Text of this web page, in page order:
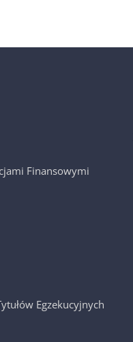
Finansowymi
Egzekucyjnych